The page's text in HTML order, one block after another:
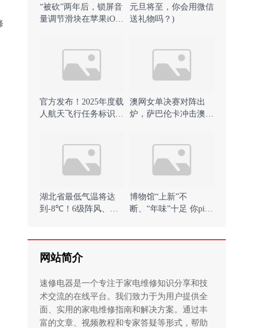
“被砍”两年后，锁屏音
量调节滑块在苹果iOS
元旦将至，你会用微信
送礼物吗？)
官方发布！2025年度载
人航天飞行任务标识来
澳网女单决赛对阵出
炉，萨巴伦卡冲击澳网
湖北省最低气温将达
到-8℃！6级阵风、中
博物馆“上新”不
断、“年味”十足 你pick
网站简介
速修电器是一个专注于家电维修知识分享和技
术交流的在线平台。我们致力于为用户提供全
面、实用的家电维修指南和解决方案。通过丰
富的文章、视频教程和专家答疑等形式，帮助